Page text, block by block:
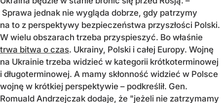
Sprawa jednak nie wygląda dobrze, gdy patrzymy
na to z perspektywy bezpieczeństwa przyszłości Polski.
W wielu obszarach trzeba przyspieszyć. Bo właśnie
trwa bitwa o czas. Ukrainy, Polski i całej Europy. Wojnę
na Ukrainie trzeba widzieć w kategorii krótkoterminowej
i długoterminowej. A mamy skłonność widzieć w Polsce
wojnę w krótkiej perspektywie – podkreślił. Gen.
Romuald Andrzejczak dodaje, że "jeżeli nie zatrzymamy